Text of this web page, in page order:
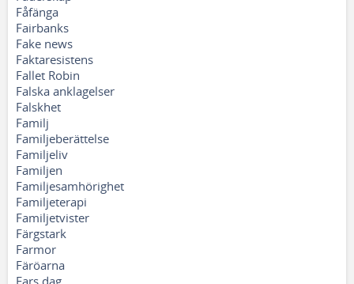
Fåfänga
Fairbanks
Fake news
Faktaresistens
Fallet Robin
Falska anklagelser
Falskhet
Familj
Familjeberättelse
Familjeliv
Familjen
Familjesamhörighet
Familjeterapi
Familjetvister
Färgstark
Farmor
Färöarna
Fars dag